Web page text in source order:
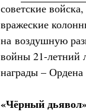
советские
вражеские
на воздушную
войны 21-летний
награды –
«Чёрный